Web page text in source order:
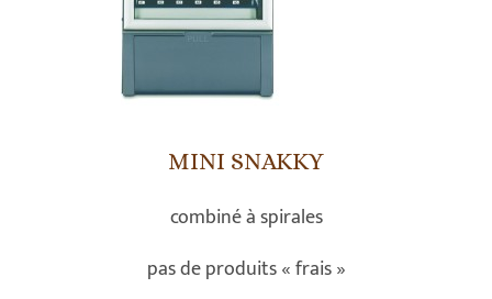
MINI SNAKKY
combiné à spirales
pas de produits « frais »